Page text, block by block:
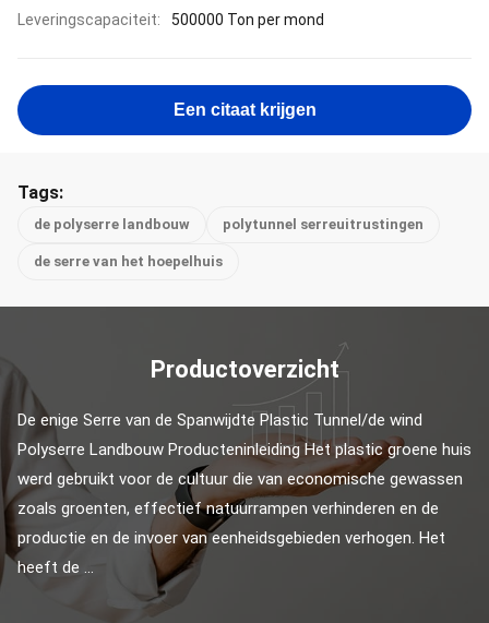
Leveringscapaciteit: 500000 Ton per mond
Een citaat krijgen
Tags:
de polyserre landbouw polytunnel serreuitrustingen
de serre van het hoepelhuis
Productoverzicht
De enige Serre van de Spanwijdte Plastic Tunnel/de wind
Polyserre Landbouw Producteninleiding Het plastic groene huis
werd gebruikt voor de cultuur die van economische gewassen
zoals groenten, effectief natuurrampen verhinderen en de
productie en de invoer van eenheidsgebieden verhogen. Het
heeft de ...